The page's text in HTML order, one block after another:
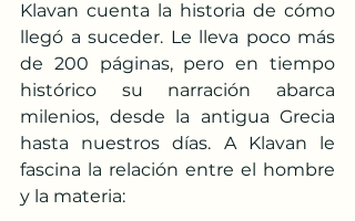
Klavan cuenta la historia de cómo
llegó a suceder. Le lleva poco más
de 200 páginas, pero en tiempo
histórico su narración abarca
milenios, desde la antigua Grecia
hasta nuestros días. A Klavan le
fascina la relación entre el hombre
y la materia: